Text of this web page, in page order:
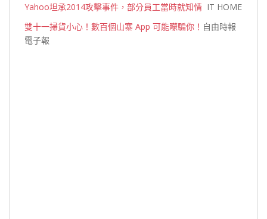
Yahoo坦承2014攻擊事件，部分員工當時就知情 IT HOME
雙十一掃貨小心！數百個山寨 App 可能矇騙你！ 自由時報
電子報